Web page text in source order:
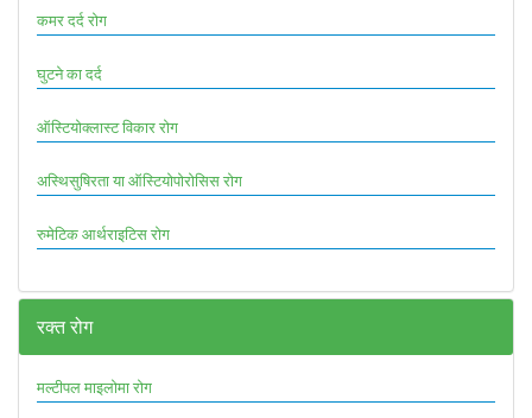
कमर दर्द रोग
घुटने का दर्द
ऑस्टियोक्लास्ट विकार रोग
अस्थिसुषिरता या ऑस्टियोपोरोसिस रोग
रुमेटिक आर्थराइटिस रोग
रक्त रोग
मल्टीपल माइलोमा रोग